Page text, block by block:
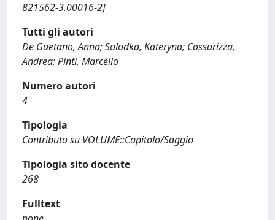
821562-3.00016-2]
Tutti gli autori
De Gaetano, Anna; Solodka, Kateryna; Cossarizza,
Andrea; Pinti, Marcello
Numero autori
4
Tipologia
Contributo su VOLUME::Capitolo/Saggio
Tipologia sito docente
268
Fulltext